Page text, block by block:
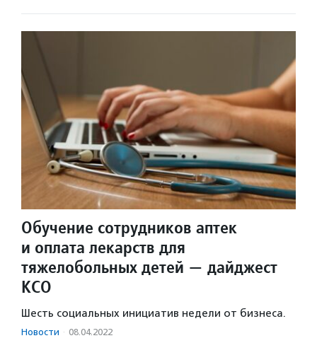
Обучение сотрудников аптек
и оплата лекарств для
тяжелобольных детей — дайджест
КСО
Шесть социальных инициатив недели от бизнеса.
Новости · 08.04.2022